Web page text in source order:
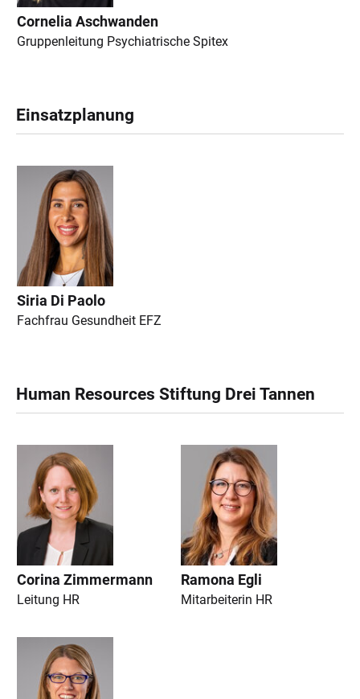
Cornelia Aschwanden
Gruppenleitung Psychiatrische Spitex
Einsatzplanung
Siria Di Paolo
Fachfrau Gesundheit EFZ
Human Resources Stiftung Drei Tannen
Corina Zimmermann
Leitung HR
Ramona Egli
Mitarbeiterin HR